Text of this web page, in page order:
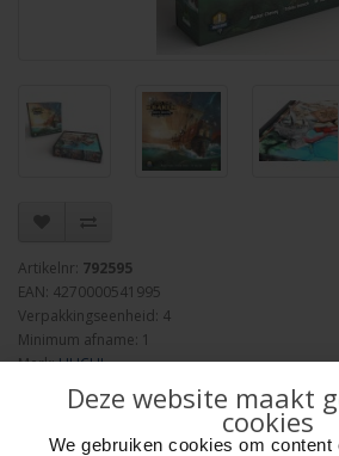
Artikelnr: 792595
EAN: 4270000541995
Verpakkingseenheid: 4
Minimum afname: 1
Merk:HUCH!
Week ?
Deze website maakt
cookies
We gebruiken cookies om content